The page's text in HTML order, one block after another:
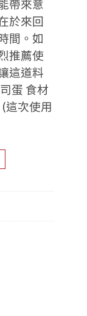
帶來意
於來回
間。如
推薦使
這道料
蛋 食材
這次使用